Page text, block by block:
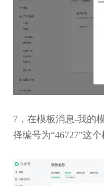
7，在模板消息-我的
择编号为“46727”这